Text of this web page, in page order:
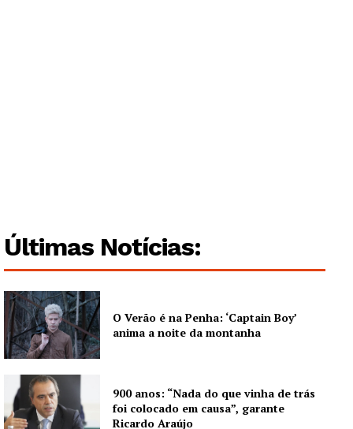
Últimas Notícias:
O Verão é na Penha: ‘Captain Boy’
anima a noite da montanha
900 anos: “Nada do que vinha de trás
foi colocado em causa”, garante
Ricardo Araújo